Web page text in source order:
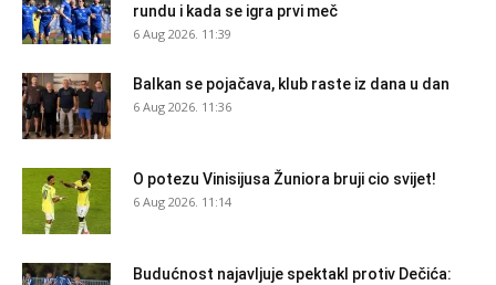
rundu i kada se igra prvi meč
6 Aug 2026. 11:39
Balkan se pojačava, klub raste iz dana u dan
6 Aug 2026. 11:36
O potezu Vinisijusa Žuniora bruji cio svijet!
6 Aug 2026. 11:14
Budućnost najavljuje spektakl protiv Dečića: